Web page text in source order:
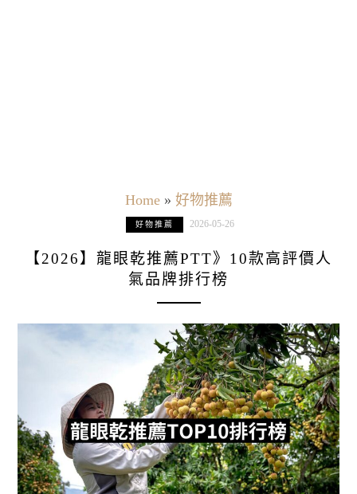
Home» 好物推薦
好物推薦 2026-05-26
【2026】龍眼乾推薦PTT》10款高評價人
氣品牌排行榜